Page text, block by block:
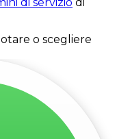
o scegliere